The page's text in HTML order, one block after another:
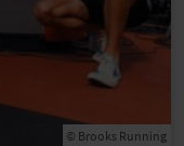
© Brooks Running